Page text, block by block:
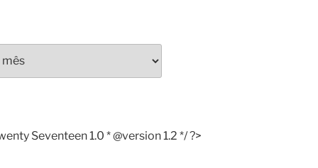
Seventeen 1.0 * @version 1.2 */ ?>